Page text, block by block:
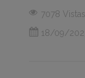
7078 Vistas
18/09/